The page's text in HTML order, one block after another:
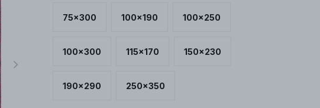
75x300 100x190 100x250
100x300 115x170 150x230
190x290 250x350